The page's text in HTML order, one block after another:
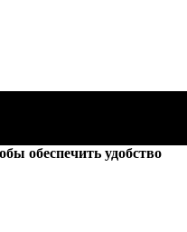
обеспечить удобство